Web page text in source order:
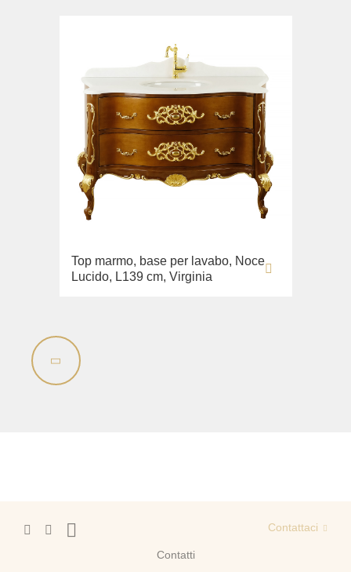
Top marmo, base per lavabo, Noce
Lucido, L139 cm, Virginia
Contatti
Contattaci